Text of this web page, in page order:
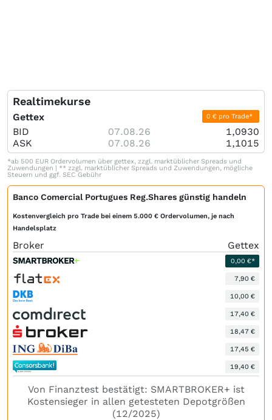
Realtimekurse
Gettex 0 € pro Trade*
BID 07.08.26
1,0930
ASK
07.08.26 1,1015
*ab 500 EUR Ordervolumen über gettex, zzgl. marktüblicher Spreads und
Zuwendungen | ** zzgl. marktüblicher Spreads und Zuwendungen, mögliche
Steuern und ggf. SEC Gebühr
Banco Comercial Portugues Reg.Shares günstig handeln
Kostenvergleich pro Trade bei einem 5.000 € Ordervolumen, je nach
Handelsplatz
Broker Gettex
0,00 €*
7,90 €
10,00 €
17,40 €
18,47 €
17,45 €
19,40 €
Von Finanztest bestätigt: SMARTBROKER+ ist
Kostensieger in allen getesteten Depotgrößen
(12/2025)